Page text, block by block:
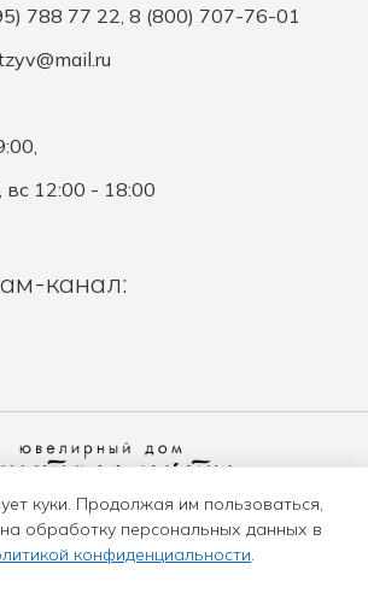
788 77 22, 8 (800) 707-76-01
вс 12:00 - 18:00
канал:
конфиденциальности
о защите ПД
Оферта
куки. Продолжая им пользоваться,
обработку персональных данных в
конфиденциальности.